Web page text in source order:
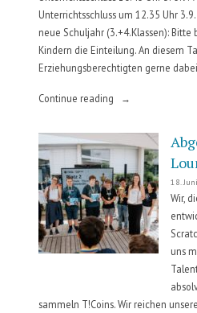
Unterrichtsschluss um 12.35 Uhr
neue Schuljahr (3.+4.Klassen):
Kindern die Einteilung. An diesem
Erziehungsberechtigten gerne
Continue reading
„Erste
18.
Wir,
uns
sammeln T!Coins. Wir reichen